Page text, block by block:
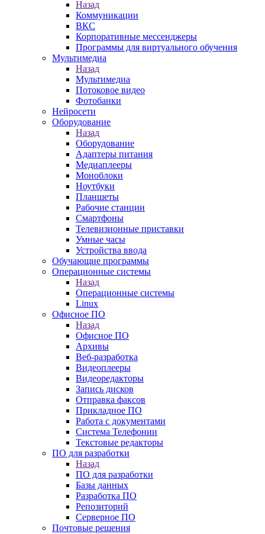
Назад
Коммуникации
ВКС
Корпоративные мессенджеры
Программы для виртуального обучения
Мультимедиа
Назад
Мультимедиа
Потоковое видео
Фотобанки
Нейросети
Оборудование
Назад
Оборудование
Адаптеры питания
Медиаплееры
Моноблоки
Ноутбуки
Планшеты
Рабочие станции
Смартфоны
Телевизионные приставки
Умные часы
Устройства ввода
Обучающие программы
Операционные системы
Назад
Операционные системы
Linux
Офисное ПО
Назад
Офисное ПО
Архивы
Веб-разработка
Видеоплееры
Видеоредакторы
Запись дисков
Отправка факсов
Прикладное ПО
Работа с документами
Система Телефонии
Текстовые редакторы
ПО для разработки
Назад
ПО для разработки
Базы данных
Разработка ПО
Репозиторий
Серверное ПО
Почтовые решения